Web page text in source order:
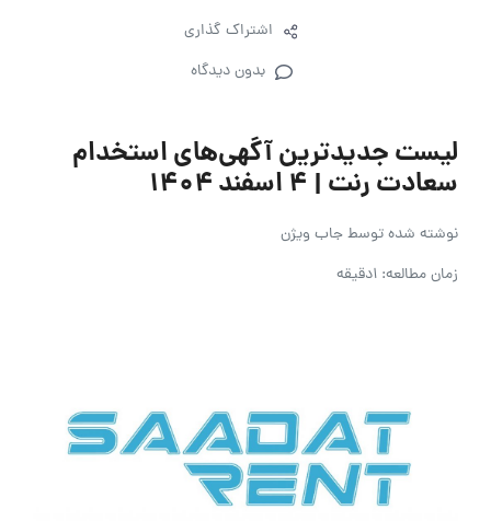
اشتراک گذاری
بدون دیدگاه
لیست جدیدترین آگهی‌های استخدام
سعادت رنت | ۴ اسفند ۱۴۰۴
نوشته شده توسطجاب ویژن
زمان مطالعه: 1دقیقه